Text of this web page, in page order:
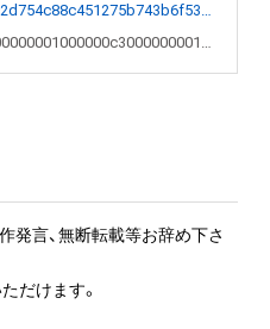
0xb30fc2d754c88c451275b743b6f530f19f643683
0x000000000001000000c3000000001961
発言、無断転載等お辞め下さ
だけます。